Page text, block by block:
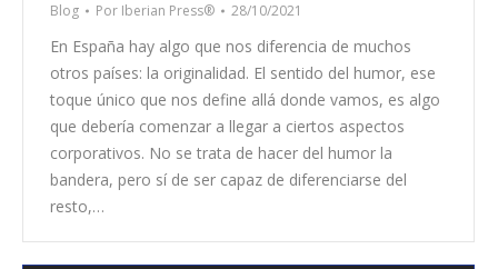
Blog Por Iberian Press® 28/10/2021
En España hay algo que nos diferencia de muchos
otros países: la originalidad. El sentido del humor, ese
toque único que nos define allá donde vamos, es algo
que debería comenzar a llegar a ciertos aspectos
corporativos. No se trata de hacer del humor la
bandera, pero sí de ser capaz de diferenciarse del
resto,…